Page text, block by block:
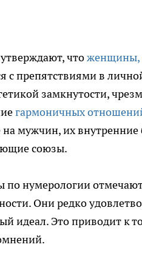
чтоженщины,
с препятствиями в
замкнутости,
гармоничных
на мужчин, их
союзы.
по нумерологии
Они редко
идеал. Это приводит к